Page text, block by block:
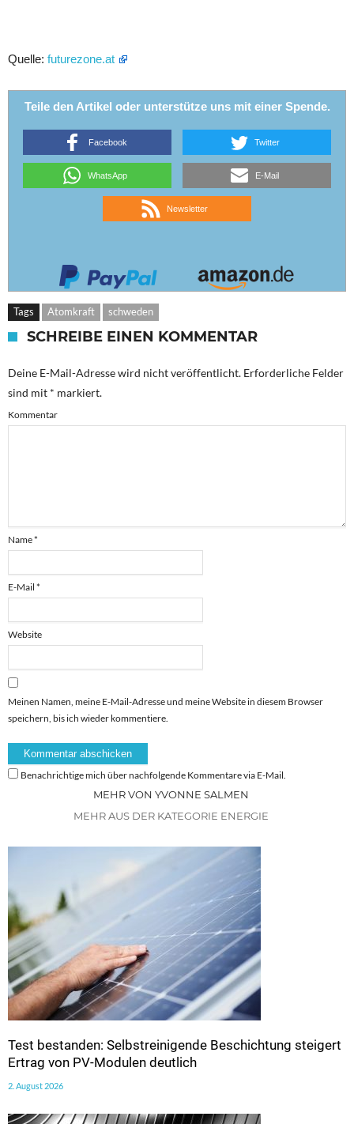
Quelle: futurezone.at
Teile den Artikel oder unterstütze uns mit einer Spende.
Facebook Twitter
WhatsApp E-Mail
Newsletter
Tags Atomkraft schweden
SCHREIBE EINEN KOMMENTAR
Deine E-Mail-Adresse wird nicht veröffentlicht. Erforderliche Felder
sind mit * markiert.
Kommentar
Name*
E-Mail *
Website
Meinen Namen, meine E-Mail-Adresse und meine Website in diesem Browser
speichern, bis ich wieder kommentiere.
Benachrichtige mich über nachfolgende Kommentare via E-Mail.
MEHR VON YVONNE SALMEN
MEHR AUS DER KATEGORIE ENERGIE
Test bestanden: Selbstreinigende Beschichtung steigert
Ertrag von PV-Modulen deutlich
2. August 2026